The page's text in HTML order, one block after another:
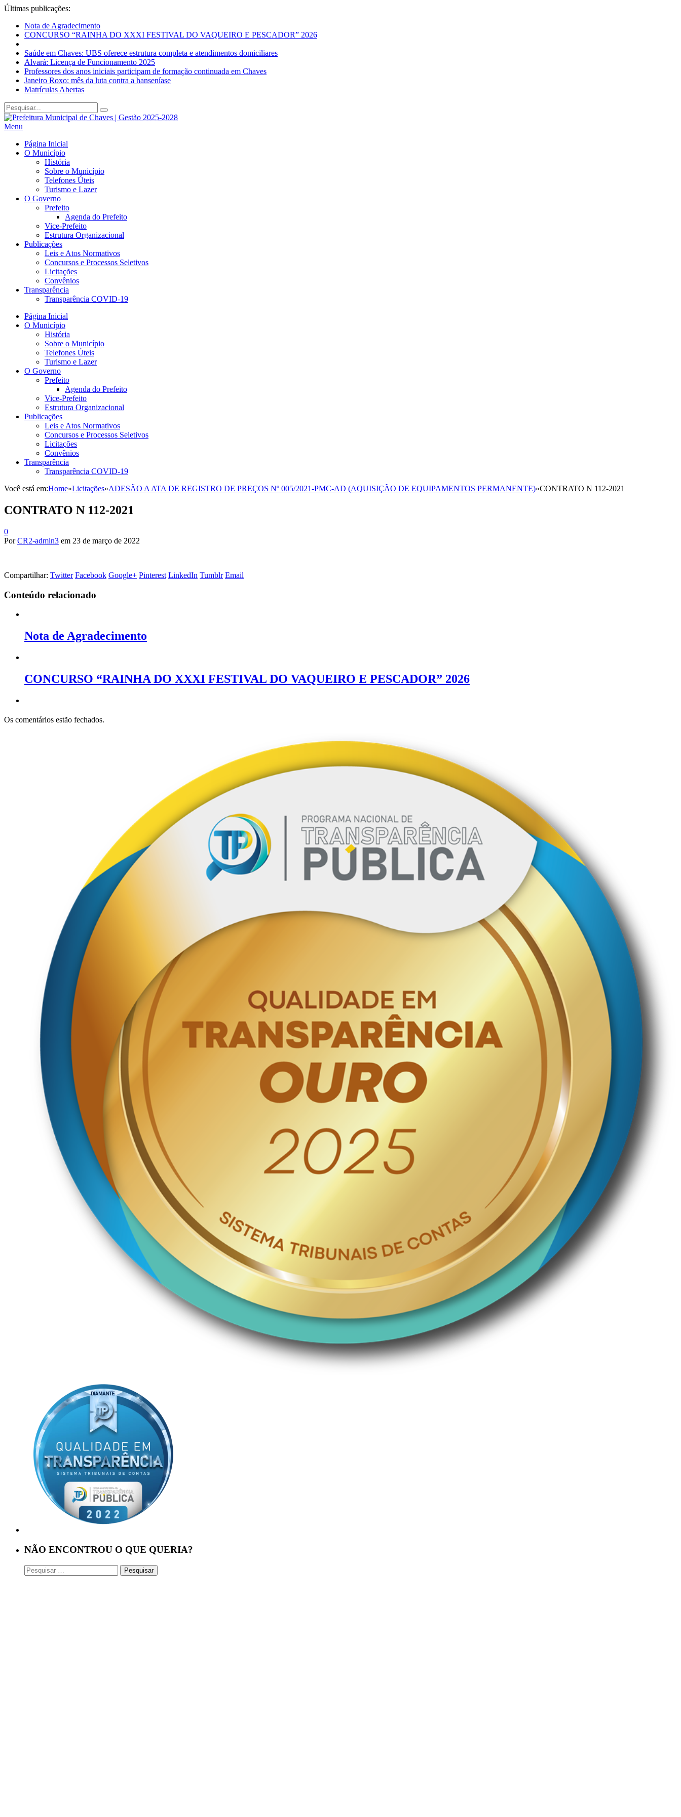
Últimas publicações:
Nota de Agradecimento
CONCURSO “RAINHA DO XXXI FESTIVAL DO VAQUEIRO E PESCADOR” 2026
Saúde em Chaves: UBS oferece estrutura completa e atendimentos domiciliares
Alvará: Licença de Funcionamento 2025
Professores dos anos iniciais participam de formação continuada em Chaves
Janeiro Roxo: mês da luta contra a hanseníase
Matrículas Abertas
Menu
Página Inicial
O Município
História
Sobre o Município
Telefones Úteis
Turismo e Lazer
O Governo
Prefeito
Agenda do Prefeito
Vice-Prefeito
Estrutura Organizacional
Publicações
Leis e Atos Normativos
Concursos e Processos Seletivos
Licitações
Convênios
Transparência
Transparência COVID-19
Página Inicial
O Município
História
Sobre o Município
Telefones Úteis
Turismo e Lazer
O Governo
Prefeito
Agenda do Prefeito
Vice-Prefeito
Estrutura Organizacional
Publicações
Leis e Atos Normativos
Concursos e Processos Seletivos
Licitações
Convênios
Transparência
Transparência COVID-19
Você está em:Home»Licitações»ADESÃO A ATA DE REGISTRO DE PREÇOS Nº 005/2021-PMC-AD (AQUISIÇÃO DE EQUIPAMENTOS PERMANENTE)»CONTRATO N 112-2021
CONTRATO N 112-2021
0
PorCR2-admin3 em 23 de março de 2022
Compartilhar: Twitter Facebook Google+ Pinterest LinkedIn Tumblr Email
Conteúdo relacionado
Nota de Agradecimento
CONCURSO “RAINHA DO XXXI FESTIVAL DO VAQUEIRO E PESCADOR” 2026
Os comentários estão fechados.
NÃO ENCONTROU O QUE QUERIA?
Pesquisar
por: